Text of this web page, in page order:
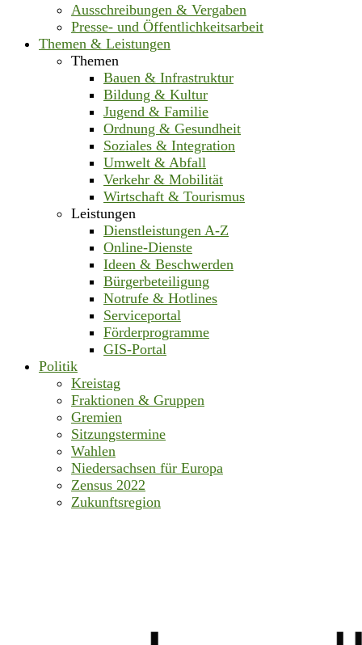
Ausschreibungen & Vergaben
Presse- und Öffentlichkeitsarbeit
Themen & Leistungen
Themen
Bauen & Infrastruktur
Bildung & Kultur
Jugend & Familie
Ordnung & Gesundheit
Soziales & Integration
Umwelt & Abfall
Verkehr & Mobilität
Wirtschaft & Tourismus
Leistungen
Dienstleistungen A-Z
Online-Dienste
Ideen & Beschwerden
Bürgerbeteiligung
Notrufe & Hotlines
Serviceportal
Förderprogramme
GIS-Portal
Politik
Kreistag
Fraktionen & Gruppen
Gremien
Sitzungstermine
Wahlen
Niedersachsen für Europa
Zensus 2022
Zukunftsregion